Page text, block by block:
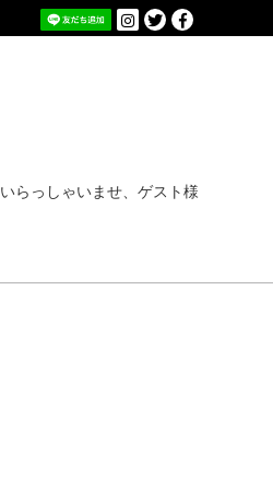
いらっしゃいませ、ゲスト様